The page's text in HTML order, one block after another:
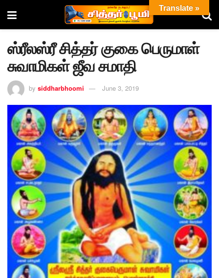
ஸ்ரீலஸ்ரீ சித்தர் குகை பெருமாள்
சுவாமிகள் ஜீவ சமாதி
by siddharbhoomi June 3, 2019
Translate »